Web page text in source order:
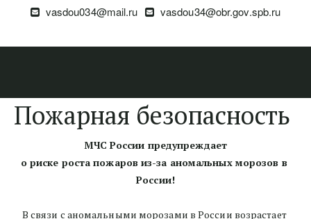
vasdou034@mail.ru
vasdou34@obr.gov.spb.ru
Пожарная безопасность
МЧС России предупреждает
о риске роста пожаров из-за аномальных морозов в
России!
В связи с аномальными морозами в России возрастает